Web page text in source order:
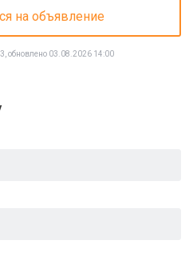
на объявление
обновлено 03.08.2026 14:00